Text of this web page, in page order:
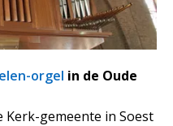
orgel in de Oude
Kerk-gemeente in Soest